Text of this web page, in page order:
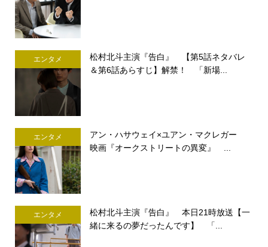
エンタメ
松村北斗主演『告白』 【第5話ネタバレ
＆第6話あらすじ】解禁！ 「新場...
エンタメ
アン・ハサウェイ×ユアン・マクレガー
映画『オークストリートの異変』 ...
エンタメ
松村北斗主演『告白』 本日21時放送【一
緒に来るの夢だったんです】 「...